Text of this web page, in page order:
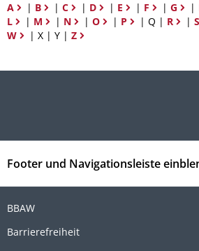
A | B | C | D | E | F | G |
L
| M | N | O | P | Q | R | S
W
| X | Y | Z
Footer und Navigationsleiste
BBAW
Barrierefreiheit